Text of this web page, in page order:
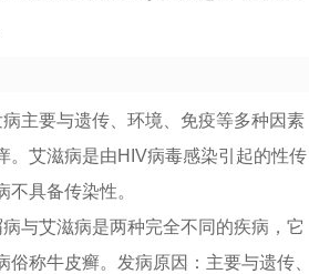
主要与遗传、环境、免疫等多种因素
。艾滋病是由HIV病毒感染引起的性传
具备传染性。
与艾滋病是两种完全不同的疾病，它
称牛皮癣。发病原因：主要与遗传、